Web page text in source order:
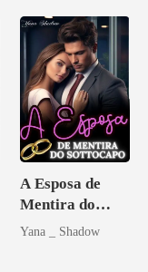
A Esposa de
Mentira do
Sottocapo
Yana _ Shadow